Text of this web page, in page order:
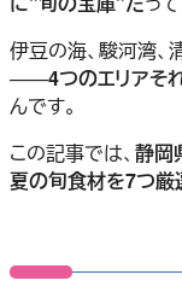
伊豆の海、駿河湾、
——4つのエリアそ
んです。
この記事では、 静岡
夏の旬食材を7つ厳